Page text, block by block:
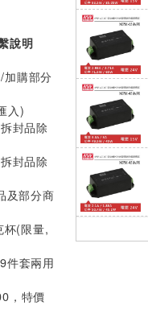
說明
加購部分
入)
封品除
封品除
及部分商
杯(限量,
件套兩用
，特價